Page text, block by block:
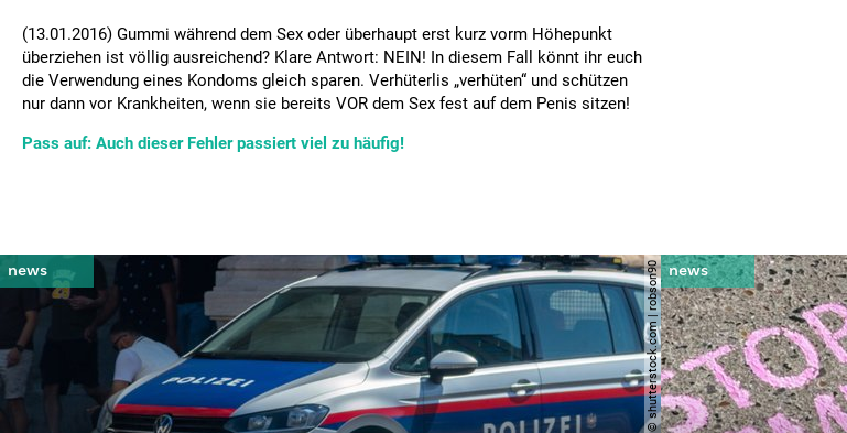
(13.01.2016) Gummi während dem Sex oder überhaupt erst kurz vorm Höhepunkt
überziehen ist völlig ausreichend? Klare Antwort: NEIN! In diesem Fall könnt ihr euch
die Verwendung eines Kondoms gleich sparen. Verhüterlis „verhüten“ und schützen
nur dann vor Krankheiten, wenn sie bereits VOR dem Sex fest auf dem Penis sitzen!
Pass auf: Auch dieser Fehler passiert viel zu häufig!
© shutterstock.com | robson90